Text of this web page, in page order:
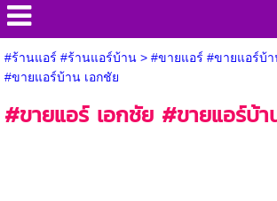
#ร้านแอร์ #ร้านแอร์บ้าน> #ขายแอร์ #ขายแอร์บ้
#ขายแอร์บ้าน เอกชัย
#ขายแอร์ เอกชัย #ขายแอร์บ้า